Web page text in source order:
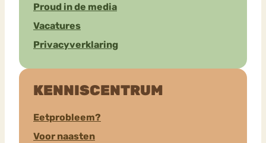
Proud in de media
Vacatures
Privacyverklaring
KENNISCENTRUM
Eetprobleem?
Voor naasten